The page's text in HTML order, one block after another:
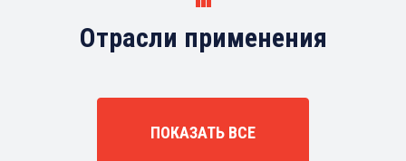
Отрасли применения
ПОКАЗАТЬ ВСЕ